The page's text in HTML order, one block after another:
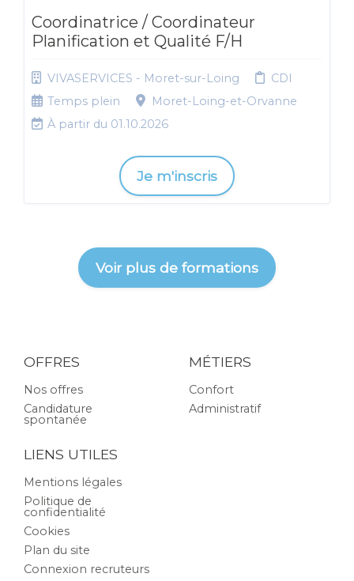
Coordinatrice / Coordinateur
Planification et Qualité F/H
VIVASERVICES - Moret-sur-Loing
CDI
Temps plein
Moret-Loing-et-Orvanne
À partir du 01.10.2026
Je m'inscris
Voir plus de formations
OFFRES
Nos offres
Candidature
spontanée
MÉTIERS
Confort
Administratif
LIENS UTILES
Mentions légales
Politique de
confidentialité
Cookies
Plan du site
Connexion recruteurs